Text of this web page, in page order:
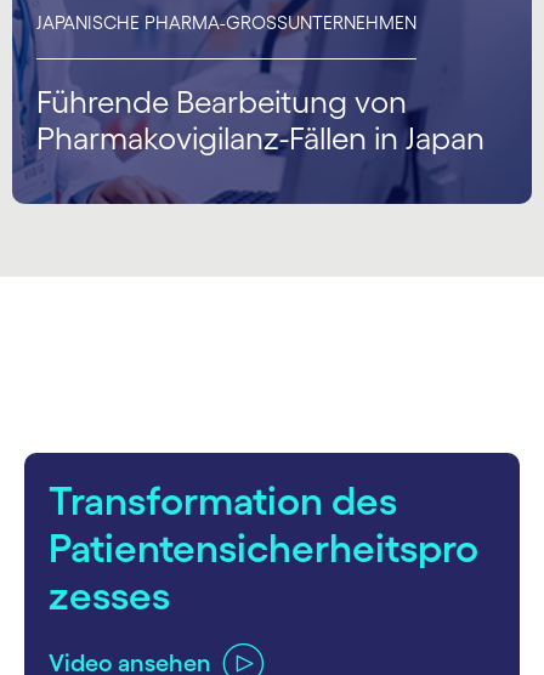
JAPANISCHE PHARMA-GROSSUNTERNEHMEN
Führende Bearbeitung von
Pharmakovigilanz-Fällen in Japan
Transformation des
Patientensicherheitspro
zesses
Video ansehen